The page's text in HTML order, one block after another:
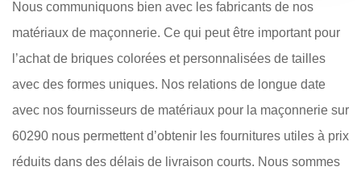
Nous communiquons bien avec les fabricants de nos
matériaux de maçonnerie. Ce qui peut être important pour
l’achat de briques colorées et personnalisées de tailles
avec des formes uniques. Nos relations de longue date
avec nos fournisseurs de matériaux pour la maçonnerie sur
60290 nous permettent d’obtenir les fournitures utiles à prix
réduits dans des délais de livraison courts. Nous sommes